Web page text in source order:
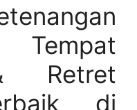
Retret
di